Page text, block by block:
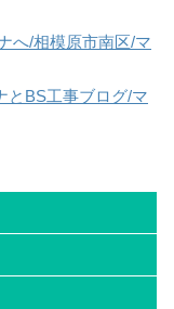
へ/相模原市南区/マ
とBS工事ブログ/マ